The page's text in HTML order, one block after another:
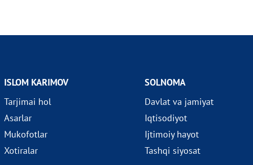
ISLOM KARIMOV
Tarjimai hol
Asarlar
Mukofotlar
Xotiralar
SOLNOMA
Davlat va jamiyat
Iqtisodiyot
Ijtimoiy hayot
Tashqi siyosat